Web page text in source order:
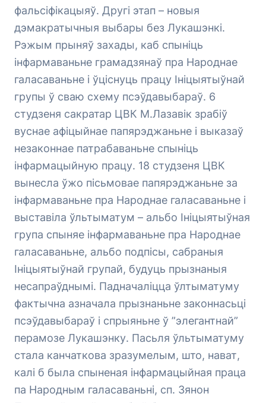
фальсіфікацыяў. Другі этап – новыя
дэмакратычныя выбары без Лукашэнкі.
Рэжым прыняў захады, каб спыніць
інфармаваньне грамадзянаў пра Народнае
галасаваньне і ўціснуць працу Ініцыятыўнай
групы ў сваю схему псэўдавыбараў. 6
студзеня сакратар ЦВК М.Лазавік зрабіў
вуснае афіцыйнае папярэджаньне і выказаў
незаконнае патрабаваньне спыніць
інфармацыйную працу. 18 студзеня ЦВК
вынесла ўжо пісьмовае папярэджаньне за
інфармаваньне пра Народнае галасаваньне і
выставіла ўльтыматум – альбо Ініцыятыўная
група спыняе інфармаваньне пра Народнае
галасаваньне, альбо подпісы, сабраныя
Ініцыятыўнай групай, будуць прызнаныя
несапраўднымі. Падначаліцца ўлтыматуму
фактычна азначала прызнаньне законнасьці
псэўдавыбараў і спрыяньне ў ”элегантнай”
перамозе Лукашэнку. Пасьля ўльтыматуму
стала канчаткова зразумелым, што, нават,
калі б была спыненая інфармацыйная праца
па Народным галасаваньні, сп. Зянон